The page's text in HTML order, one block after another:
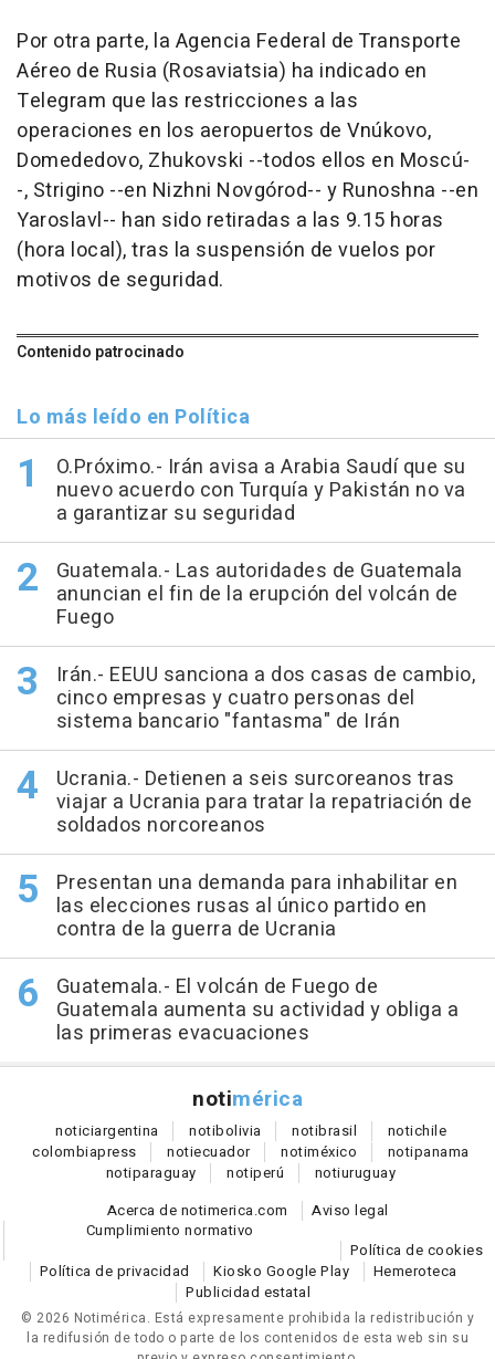
Por otra parte, la Agencia Federal de Transporte
Aéreo de Rusia (Rosaviatsia) ha indicado en
Telegram que las restricciones a las
operaciones en los aeropuertos de Vnúkovo,
Domededovo, Zhukovski --todos ellos en Moscú-
-, Strigino --en Nizhni Novgórod-- y Runoshna --en
Yaroslavl-- han sido retiradas a las 9.15 horas
(hora local), tras la suspensión de vuelos por
motivos de seguridad.
Contenido patrocinado
Lo más leído en Política
O.Próximo.- Irán avisa a Arabia Saudí que su
nuevo acuerdo con Turquía y Pakistán no va
a garantizar su seguridad
Guatemala.- Las autoridades de Guatemala
anuncian el fin de la erupción del volcán de
Fuego
Irán.- EEUU sanciona a dos casas de cambio,
cinco empresas y cuatro personas del
sistema bancario "fantasma" de Irán
Ucrania.- Detienen a seis surcoreanos tras
viajar a Ucrania para tratar la repatriación de
soldados norcoreanos
Presentan una demanda para inhabilitar en
las elecciones rusas al único partido en
contra de la guerra de Ucrania
Guatemala.- El volcán de Fuego de
Guatemala aumenta su actividad y obliga a
las primeras evacuaciones
notimérica
noticiargentina notibolivia notibrasil notichile
colombiapress notiecuador notiméxico notipanama
notiparaguay notiperú notiuruguay
Acerca de notimerica.com
Aviso legal
Cumplimiento normativo
Política de cookies
Política de privacidad
Kiosko Google Play
Hemeroteca
Publicidad estatal
© 2026 Notimérica. Está expresamente prohibida la redistribución y
la redifusión de todo o parte de los contenidos de esta web sin su